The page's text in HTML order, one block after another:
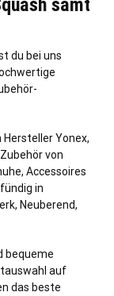
samt
du bei uns
Yonex,
von
Accessoires
in
, Neuberend,
bequeme
auf
das beste